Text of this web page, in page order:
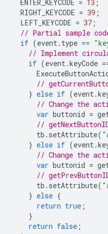
ENTER_KEYCODE = 13 ;
RIGHT_KEYCODE = 39 ;
LEFT_KEYCODE = 37 ;
// Partial sample
if (event . type ==
// Implement
if (event .keyCode
//
} else if (event .
// Change the
var buttonid =
//
tb . setAttribute(
} else if (event .
// Change the
var buttonid =
//
tb . setAttribute(
} else {
return true ;
}
return false ;